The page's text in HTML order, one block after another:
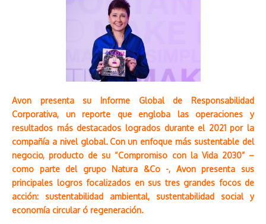
Avon presenta su Informe Global de Responsabilidad
Corporativa, un reporte que engloba las operaciones y
resultados más destacados logrados durante el 2021 por la
compañía a nivel global.Con un enfoque más sustentable del
negocio, producto de su “Compromiso con la Vida 2030” –
como parte del grupo Natura &Co -, Avon presenta sus
principales logros focalizados en sus tres grandes focos de
acción: sustentabilidad ambiental, sustentabilidad social y
economía circular ó regeneración.